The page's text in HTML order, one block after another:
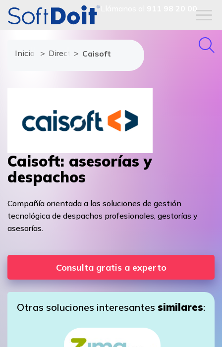
911 98 20 00
Inicio Directorio de proveedores
Caisoft
Caisoft: asesorías y
despachos
Compañía orientada a las soluciones de gestión
tecnológica de despachos profesionales, gestorías y
asesorías.
Consulta gratis a experto
Otras soluciones interesantes similares: